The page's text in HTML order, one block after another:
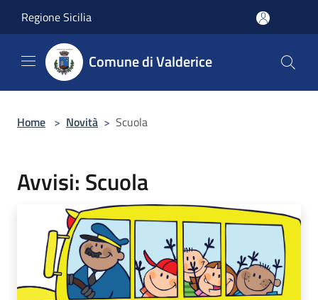
Regione Sicilia
Comune di Valderice
Home > Novità > Scuola
Avvisi: Scuola